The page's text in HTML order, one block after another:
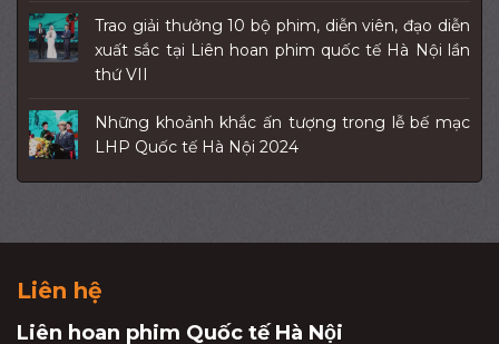
Trao giải thưởng 10 bộ phim, diễn viên, đạo diễn
xuất sắc tại Liên hoan phim quốc tế Hà Nội lần
thứ VII
Những khoảnh khắc ấn tượng trong lễ bế mạc
LHP Quốc tế Hà Nội 2024
Liên hệ
Liên hoan phim Quốc tế Hà Nội